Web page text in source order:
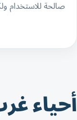
صالحة للاستخدام
أحياء